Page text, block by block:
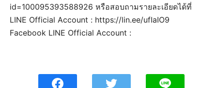
id=100095393588926 หรือสอบถามรายละเอียดได้ที่
LINE Official Account : https://lin.ee/ufIaIO9
Facebook LINE Official Account :